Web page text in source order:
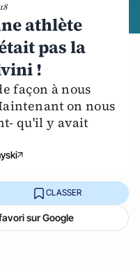
athlète
pas la
!
façon à nous
on nous
qu'il y avait
CLASSER
sur Google